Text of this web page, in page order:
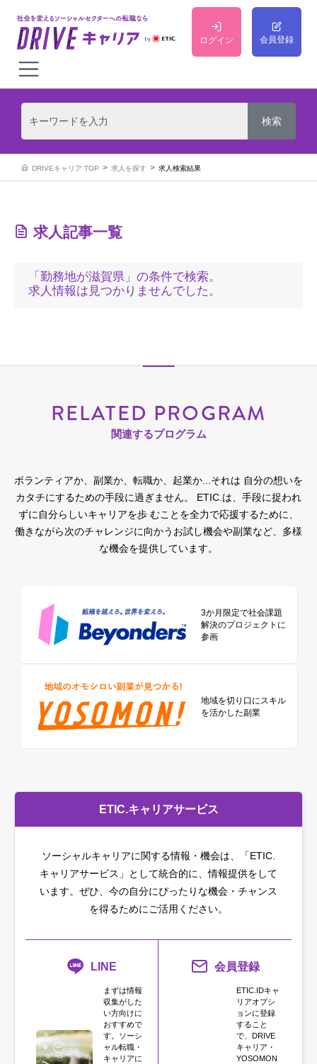
ログイン 会員登録
DRIVEキャリア TOP 求人を探す 求人検索結果
求人記事一覧
「勤務地が滋賀県」の条件で検索。
求人情報は見つかりませんでした。
RELATED PROGRAM
関連するプログラム
ボランティアか、副業か、転職か、起業か...それは 自分の想いを
カタチにするための手段に過ぎません。
ETIC.は、手段に捉われ
ずに自分らしいキャリアを歩 むことを全力で応援するために、
働きながら次のチャレンジに向かうお試し機会や副業など、多様
な機会を提供しています。
3か月限定で社会課題
解決のプロジェクトに
参画
地域を切り口に スキル
を活かした副業
ETIC.キャリアサービス
ソーシャルキャリアに関する情報・機会は、「ETIC.
キャリアサービス」として統合的に、情報提供をして
います。 ぜひ、今の自分にぴったりな機会・チャンス
を得るためにご活用ください。
LINE
まずは情報
収集がした
い方向けに
おすすめで
す。ソーシ
ャル転職・
キャリアに
会員登録
ETIC.IDキャ
リアオプシ
ョンに登録
すること
で、DRIVE
キャリア・
YOSOMON